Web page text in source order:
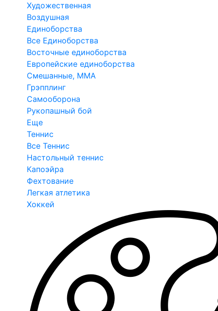
Художественная
Воздушная
Единоборства
Все Единоборства
Восточные единоборства
Европейские единоборства
Смешанные, ММА
Грэпплинг
Самооборона
Рукопашный бой
Еще
Теннис
Все Теннис
Настольный теннис
Капоэйра
Фехтование
Легкая атлетика
Хоккей